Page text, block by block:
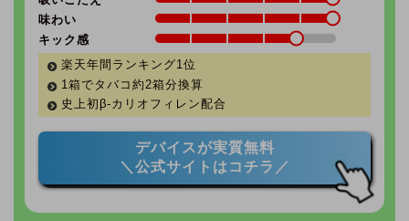
味わい
キック感
楽天年間ランキング1位
1箱でタバコ約2箱分換算
史上初β-カリオフィレン配合
デバイスが実質無料
＼公式サイトはコチラ／